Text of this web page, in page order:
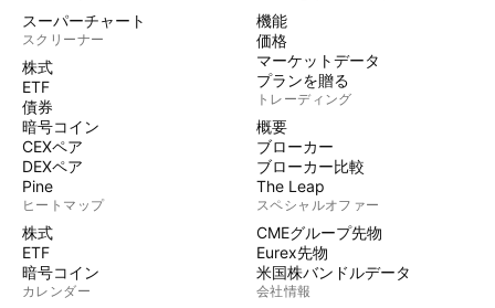
スーパーチャート
スクリーナー
株式
ETF
債券
暗号コイン
CEXペア
DEXペア
Pine
ヒートマップ
株式
ETF
暗号コイン
カレンダー
機能
価格
マーケットデータ
プランを贈る
トレーディング
概要
ブローカー
ブローカー比較
The Leap
スペシャルオファー
CMEグループ先物
Eurex先物
米国株バンドルデータ
会社情報